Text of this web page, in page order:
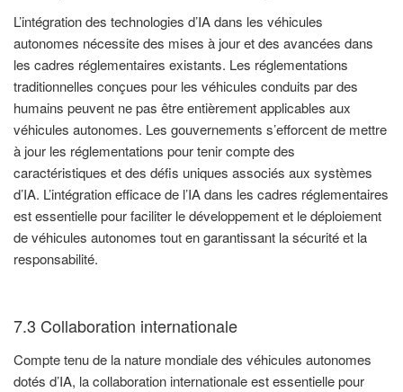
L’intégration des technologies d’IA dans les véhicules
autonomes nécessite des mises à jour et des avancées dans
les cadres réglementaires existants. Les réglementations
traditionnelles conçues pour les véhicules conduits par des
humains peuvent ne pas être entièrement applicables aux
véhicules autonomes. Les gouvernements s’efforcent de mettre
à jour les réglementations pour tenir compte des
caractéristiques et des défis uniques associés aux systèmes
d’IA. L’intégration efficace de l’IA dans les cadres réglementaires
est essentielle pour faciliter le développement et le déploiement
de véhicules autonomes tout en garantissant la sécurité et la
responsabilité.
7.3 Collaboration internationale
Compte tenu de la nature mondiale des véhicules autonomes
dotés d’IA, la collaboration internationale est essentielle pour